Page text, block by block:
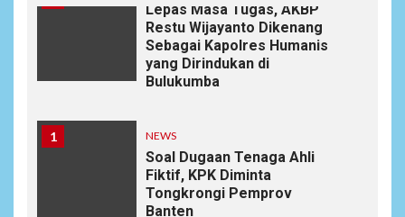
Lepas Masa Tugas, AKBP
Restu Wijayanto Dikenang
Sebagai Kapolres Humanis
yang Dirindukan di
Bulukumba
1 NEWS
Soal Dugaan Tenaga Ahli
Fiktif, KPK Diminta
Tongkrongi Pemprov
Banten